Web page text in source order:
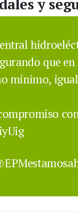
y
que
mínimo,